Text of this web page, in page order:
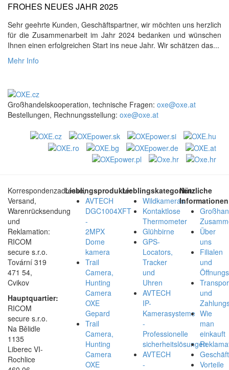
FROHES NEUES JAHR 2025
Sehr geehrte Kunden, Geschäftspartner, wir möchten uns herzlich
für die Zusammenarbeit im Jahr 2024 bedanken und wünschen
Ihnen einen erfolgreichen Start ins neue Jahr. Wir schätzen das...
Mehr Info
Großhandelskooperation, technische Fragen: oxe@oxe.at
Bestellungen, Rechnungsstellung: oxe@oxe.at
Korrespondenzadresse,
Versand,
Warenrücksendung
und
Reklamation:
RICOM
secure s.r.o.
Tovární 319
471 54,
Cvikov
Hauptquartier:
RICOM
secure s.r.o.
Na Bělidle
1135
Liberec VI-
Rochlice
Lieblingsprodukte:
AVTECH
DGC1004XFT
-
2MPX
Dome
kamera
Trail
Camera,
Hunting
Camera
OXE
Gepard
Trail
Camera,
Hunting
Camera
OXE
Lieblingskategorien:
Wildkameras
Kontaktlose
Thermometer
Glühbirne
GPS-
Locators,
Tracker
und
Uhren
AVTECH
IP-
Kamerasysteme
-
Professionelle
sicherheitslösungen
AVTECH
-
Nützliche
Über
uns
Filialen
und
und
Wie
man
einkauft
Vorteile